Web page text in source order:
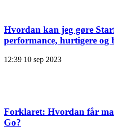
Hvordan kan jeg gøre
performance, hurtigere og
12:39 10 sep 2023
Forklaret: Hvordan får
Go?